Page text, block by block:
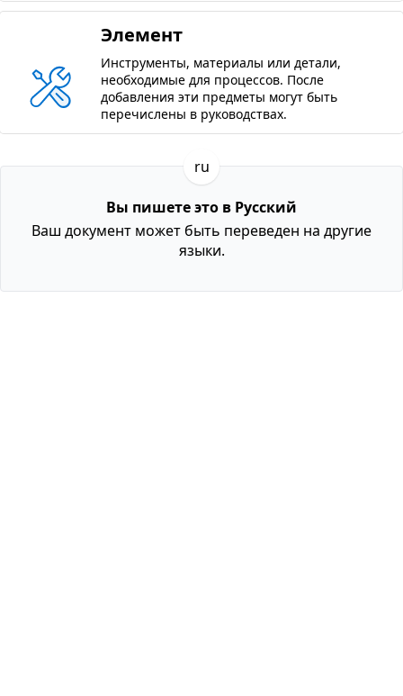
Элемент
Инструменты, материалы или детали,
необходимые для процессов. После
добавления эти предметы могут быть
перечислены в руководствах.
ru
Вы пишете это в Русский
Ваш документ может быть переведен на другие
языки.